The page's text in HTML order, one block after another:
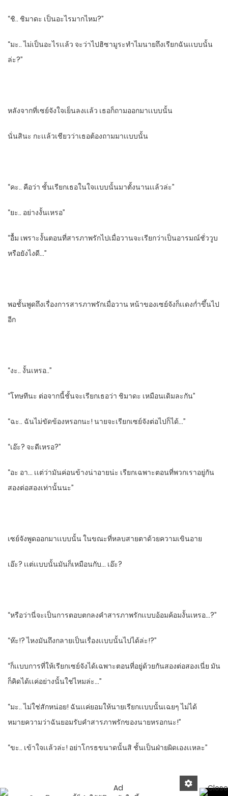
“ชิ.. ชิมาดะ​ เป็นอะไรมากไหม?”
“มะ.. ไม่เป็นอะไรเเล้ว​ จะว่าไปฮิซามูระทําไมนายถึงเรียกฉันเเบบนั้น
ล่ะ?”
หลังจากที่เซย์จังใจเย็นลงเเล้ว​ เธอก็ถามออกมาเเบบนั้น
นั่นสินะ​ กะเเล้วเชียวว่าเธอต้องถามมาเเบบนั้น
“คะ.. คือว่า​ ชั้นเรียกเธอในใจเเบบนั้นมาตั้งนานเเล้วล่ะ”
“ยะ.. อย่างงั้นเหรอ”
“อื้ม​ เพราะงั้นตอนที่สารภาพรักไปเมื่อวานจะเรียกว่าเป็นอารมณ์​ชั่ววูบ​
หรือยังไงดี…”
พอชั้นพูดถึงเรื่องการสารภาพรักเมื่อวาน​ หน้าของเซย์จังก็เเดงกํ่าขึ้นไป
อีก
“งะ.. งั้นเหรอ..”
“โทษทีนะ​ ต่อจากนี้ชั้นจะเรีย​ก​เธอว่า ชิมาดะ​ เหมือนเดิมละกัน”
“ฉะ.. ฉันไม่ขัดข้องหรอกนะ! นายจะเรียกเซย์จังต่อไปก็ได้…”
“เอ๊ะ? จะดีเหรอ?”
“อะ​ อา… เเต่ว่ามันค่อนข้างน่าอายน่ะ​ เรียกเฉพาะตอนที่พวกเราอยู่กัน
สองต่อสองเท่านั้นนะ”
เซย์จังพูดออกมาเเบบนั้น ในขณะที่หลบสายตาด้วยความเขินอาย
เอ๊ะ? เเต่เเบบนั้นมันก็เหมือนกับ… เอ๊ะ?
“หรือว่านี่จะเป็นการตอบตกลงคําสารภาพรักเเบบอ้อมค้อมงั้นเหรอ…?”
“ห๊ะ!? ไหงมันถึงกลายเป็นเรื่องเเบบนั้นไปได้ล่ะ!?”
“ก็เเบบการที่ให้เรียกเซย์จังได้เฉพาะตอนที่อยู่ด้วยกันสองต่อสอง​เนี่ย มัน
ก็คิดได้เเค่อย่างนั้นใช่ไหมล่ะ…”
“มะ.. ไม่ใช่สักหน่อย! ฉันเเค่ยอมให้นายเรียกเเบบนั้นเฉยๆ ไม่ได้
หมายความ​ว่าฉันยอมรับคําสารภาพรักของนายหรอกนะ!”
“ขะ.. เข้าใจเเล้วล่ะ! อย่าโกรธขนาดนั้นสิ​ ชั้นเป็นฝ่ายผิดเองเเหละ”